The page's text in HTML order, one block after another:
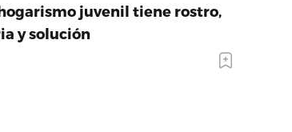
juvenil tiene rostro,
y solución